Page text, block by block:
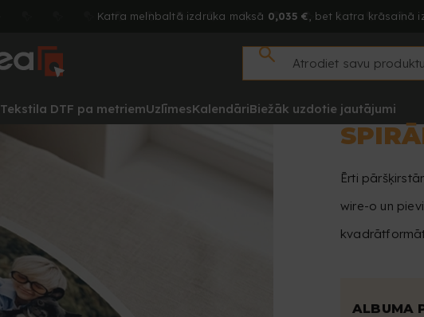
Katra melnbaltā izdruka maksā 0,035 € , bet katra krāsainā
Tekstila DTF pa metriemUzlīmesKalendāriBiežāk uzdotie jautājumi
Ērti
wire-o un
ALBUMA